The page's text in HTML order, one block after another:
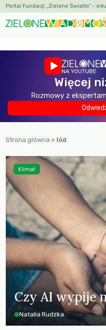
Portal Fundacji „Zielone Światło” -
NA YOUTUBE
Więcej
Rozmowy z
Strona główna » lód
Czy AI wypije
Natalia Rudzka
Klimat